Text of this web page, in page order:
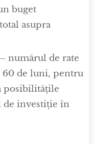
buget
asupra
numărul de rate
60 de luni, pentru
posibilitățile
de investiție în